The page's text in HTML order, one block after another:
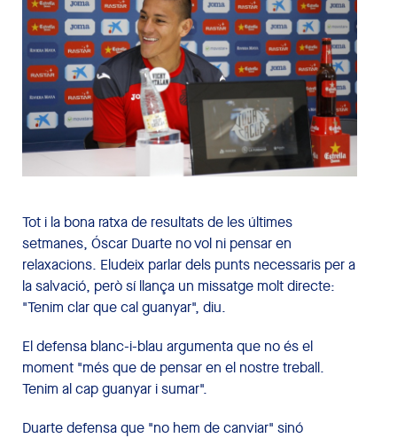
Tot i la bona ratxa de resultats de les últimes
setmanes, Óscar Duarte no vol ni pensar en
relaxacions. Eludeix parlar dels punts necessaris per a
la salvació, però sí llança un missatge molt directe:
"Tenim clar que cal guanyar", diu.
El defensa blanc-i-blau argumenta que no és el
moment "més que de pensar en el nostre treball.
Tenim al cap guanyar i sumar".
Duarte defensa que "no hem de canviar" sinó